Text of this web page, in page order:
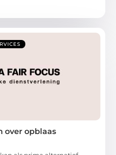
over opblaas